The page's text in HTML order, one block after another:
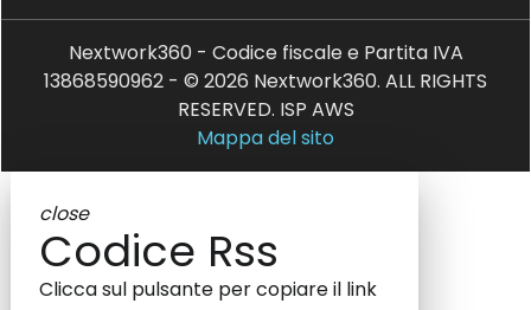
Nextwork360 - Codice fiscale e Partita IVA
13868590962 - © 2026 Nextwork360. ALL RIGHTS
RESERVED. ISP AWS
Mappa del sito
close
Codice Rss
Clicca sul pulsante per copiare il link